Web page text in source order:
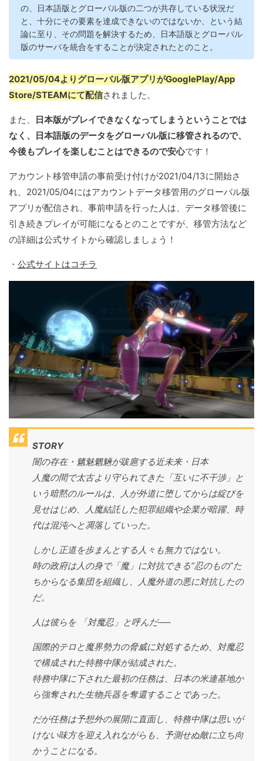
の、日本語版とグローバル版の二つが共存している状況だ
と、十分にその要素を達成できないのではないか、という結
論に至り、その問題を解決するため、日本語版とグローバル
版のサーバを統合をすることが決定されたとのこと。
2021/05/04よりグローバル版アプリがGooglePlay/App
Store/STEAMにて配信されました。
また、
日本版がプレイできなくなってしまうということでは
なく、日本語版のデータをグローバル版に移管されるので、
今後もプレイを楽しむことはできるので安心です！
アカウント移管申請の事前受け付けが2021/04/13に開始さ
れ、2021/05/04にはアカウントデータ移管用のグローバル版
アプリが配信され、事前申請を行った人は、データ移管後に
引き続きプレイが可能になるとのことですが、移管方法など
の詳細は公式サイトから確認しましょう！
・ 公式サイトはコチラ
STORY
闇の存在・魑魅魍魎が跋扈する近未来・日本
人魔の間で太古より守られてきた「互いに不干渉」と
いう暗黙のルールは、人が外道に堕してからは綻びを
見せはじめ、人魔結託した犯罪組織や企業が暗躍、時
代は混沌へと凋落していった。
しかし正道を歩まんとする人々も無力ではない。
時の政府は人の身で「魔」に対抗できる“忍のもの”た
ちからなる集団を組織し、人魔外道の悪に対抗したの
だ。
人は彼らを 「対魔忍」と呼んだ──
国際的テロと魔界勢力の脅威に対処するため、対魔忍
で構成された特務中隊が結成された。
特務中隊に下された最初の任務は、日本の米連基地か
ら強奪された生物兵器を奪還することであった。
だが任務は予想外の展開に直面し、特務中隊は思いが
けない味方を迎え入れながらも、予測せぬ敵に立ち向
かうことになる。